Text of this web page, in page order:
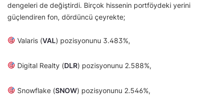
dengeleri de değiştirdi. Birçok hissenin portföydeki yerini
güçlendiren fon, dördüncü çeyrekte;
Valaris (VAL) pozisyonunu 3.483%,
Digital Realty (DLR) pozisyonunu 2.588%,
Snowflake (SNOW) pozisyonunu 2.546%,